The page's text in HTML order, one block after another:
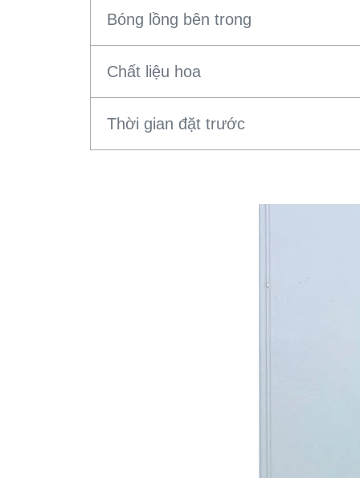
Bóng lồng bên trong
Chất liệu hoa
Thời gian đặt trước